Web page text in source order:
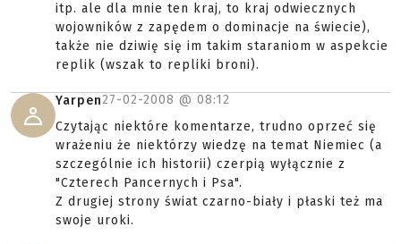
itp. ale dla mnie ten kraj, to kraj odwiecznych
wojowników z zapędem o dominacje na świecie),
także nie dziwię się im takim staraniom w aspekcie
replik (wszak to repliki broni).
Yarpen27-02-2008 @ 08:12
Czytając niektóre komentarze, trudno oprzeć się
wrażeniu że niektórzy wiedzę na temat Niemiec (a
szczególnie ich historii) czerpią wyłącznie z
"Czterech Pancernych i Psa".
Z drugiej strony świat czarno-biały i płaski też ma
swoje uroki.